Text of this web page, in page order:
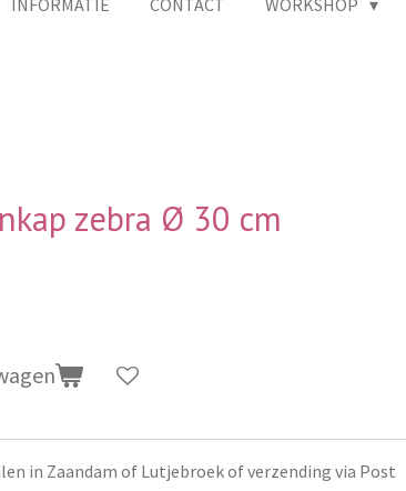
INFORMATIE CONTACT WORKSHOP
zebra Ø 30 cm
in Zaandam of Lutjebroek of verzending via Post